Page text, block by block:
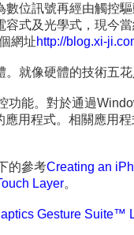
位訊號再經由觸控
式及光學式，現今
網址http://blog.xi-
就像硬體的技術五
能。對於通過
用程式。相關應用
的參考Creating an
Layer。
Gesture Suite™